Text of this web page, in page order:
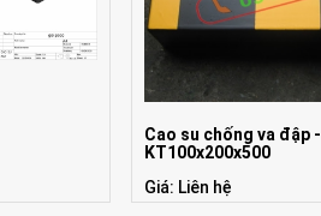
Cao su chống va đập -
KT100x200x500
Giá: Liên hệ